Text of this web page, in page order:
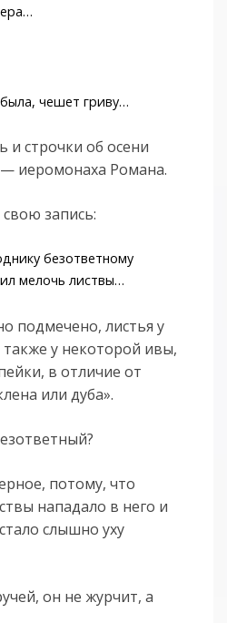
чешет гриву…
и строчки об осени
иеромонаха Романа.
запись:
безответному
мелочь листвы…
подмечено, листья у
у некоторой ивы,
в отличие от
или дуба».
потому, что
нападало в него и
слышно уху
он не журчит, а